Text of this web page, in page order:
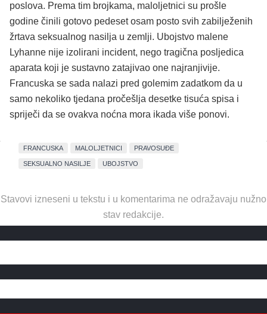
poslova. Prema tim brojkama, maloljetnici su prošle
godine činili gotovo pedeset osam posto svih zabilježenih
žrtava seksualnog nasilja u zemlji. Ubojstvo malene
Lyhanne nije izolirani incident, nego tragična posljedica
aparata koji je sustavno zatajivao one najranjivije.
Francuska se sada nalazi pred golemim zadatkom da u
samo nekoliko tjedana pročešlja desetke tisuća spisa i
spriječi da se ovakva noćna mora ikada više ponovi.
FRANCUSKA MALOLJETNICI PRAVOSUĐE
SEKSUALNO NASILJE UBOJSTVO
Stavovi izneseni u tekstu i u komentarima ne odražavaju nužno
stav redakcije.